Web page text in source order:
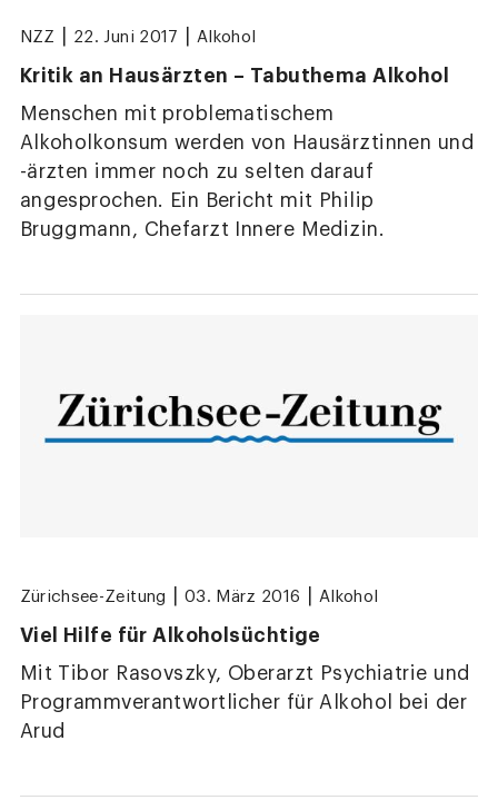
NZZ 22. Juni 2017 Alkohol
Kritik an Hausärzten – Tabuthema Alkohol
Menschen mit problematischem
Alkoholkonsum werden von Hausärztinnen und
-ärzten immer noch zu selten darauf
angesprochen. Ein Bericht mit Philip
Bruggmann, Chefarzt Innere Medizin.
Zürichsee-Zeitung 03. März 2016 Alkohol
Viel Hilfe für Alkoholsüchtige
Mit Tibor Rasovszky, Oberarzt Psychiatrie und
Programmverantwortlicher für Alkohol bei der
Arud